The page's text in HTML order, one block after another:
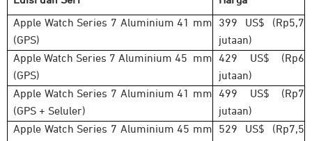
Apple Watch Series 7 Aluminium 41 mm
(GPS)
399 US$ (Rp5,7
jutaan)
Apple Watch Series 7 Aluminium 45 mm
(GPS)
429 US$ (Rp6
jutaan)
Apple Watch Series 7 Aluminium 41 mm
(GPS + Seluler)
499 US$ (Rp7
jutaan)
Apple Watch Series 7 Aluminium 45 mm
529 US$ (Rp7,5